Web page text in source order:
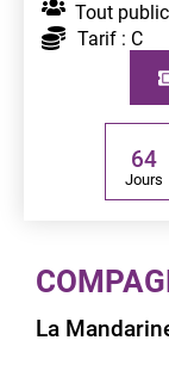
Tout
Tarif : C
64
Jours
La